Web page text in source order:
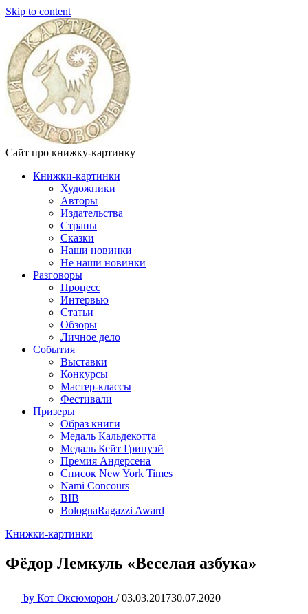
Skip to content
Сайт про книжку-картинку
Книжки-картинки
Художники
Авторы
Издательства
Страны
Сказки
Наши новинки
Не наши новинки
Разговоры
Процесс
Интервью
Статьи
Обзоры
Личное дело
События
Выставки
Конкурсы
Мастер-классы
Фестивали
Призеры
Образ книги
Медаль Кальдекотта
Медаль Кейт Гринуэй
Премия Андерсена
Список New York Times
Nami Concours
BIB
BolognaRagazzi Award
Книжки-картинки
Фёдор Лемкуль «Веселая азбука»
by Кот Оксюморон / 03.03.201730.07.2020